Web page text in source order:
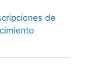
de